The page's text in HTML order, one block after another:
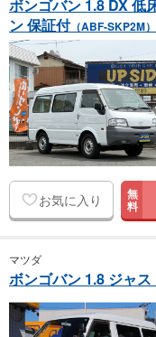
ボンゴバン 1.8 DX 低
ン 保証付（ABF-SKP2M）
お気に入り 無
料
マツダ
ボンゴバン 1.8 ジャ